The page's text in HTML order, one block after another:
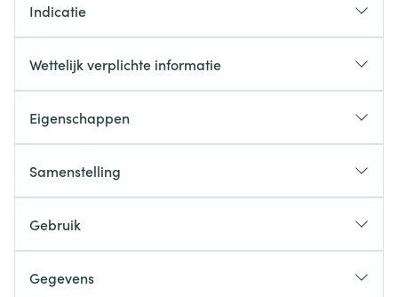
Indicatie
Wettelijk verplichte informatie
Eigenschappen
Intolerantie
Zonder lactose, Vegan
Samenstelling
Ingredienten Broccoli
Gebruik
1 à 3 capsules / dag(tijdens de maaltijd)
Gegevens